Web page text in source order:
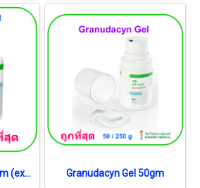
Granudacyn Gel 250 gm (exp 30-10-2026) Granudacyn Gel 50gm